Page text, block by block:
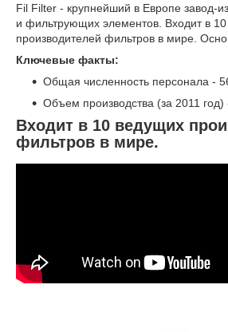
Fil Filter - крупнейший в Европе завод-
и фильтрующих элементов. Входит в
производителей фильтров в мире.
Ключевые факты:
Общая численность персонала -
Объем производства (за 2011
Входит в 10 ведущих
фильтров в мире.